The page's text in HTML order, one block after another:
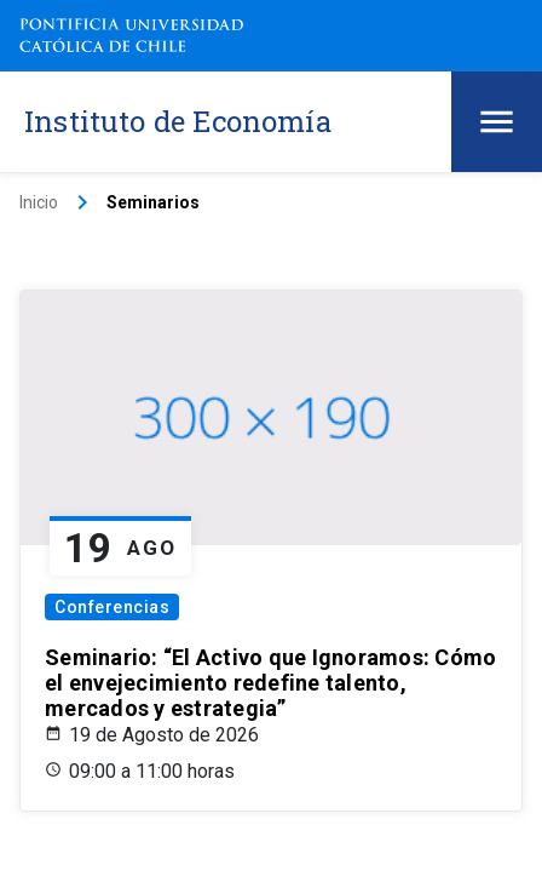
Instituto de Economía
Inicio keyboard_arrow_right Seminarios
19 AGO
Conferencias
Seminario: “El Activo que Ignoramos: Cómo
el envejecimiento redefine talento,
mercados y estrategia”
19 de Agosto de 2026
09:00 a 11:00 horas